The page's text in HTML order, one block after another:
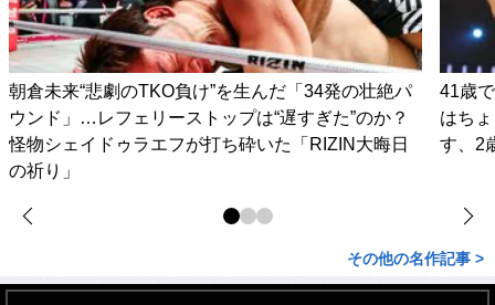
朝倉未来“悲劇のTKO負け”を生んだ「34発の壮絶パ
ウンド」…レフェリーストップは“遅すぎた”のか？
怪物シェイドゥラエフが打ち砕いた「RIZIN大晦日
の祈り」
41歳
はち
す、2
その他の名作記事 >